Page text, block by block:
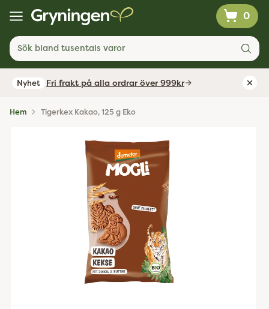
0
Sök bland tusentals varor
Nyhet Fri frakt på alla ordrar över 999kr
Hem Tigerkex Kakao, 125 g Eko